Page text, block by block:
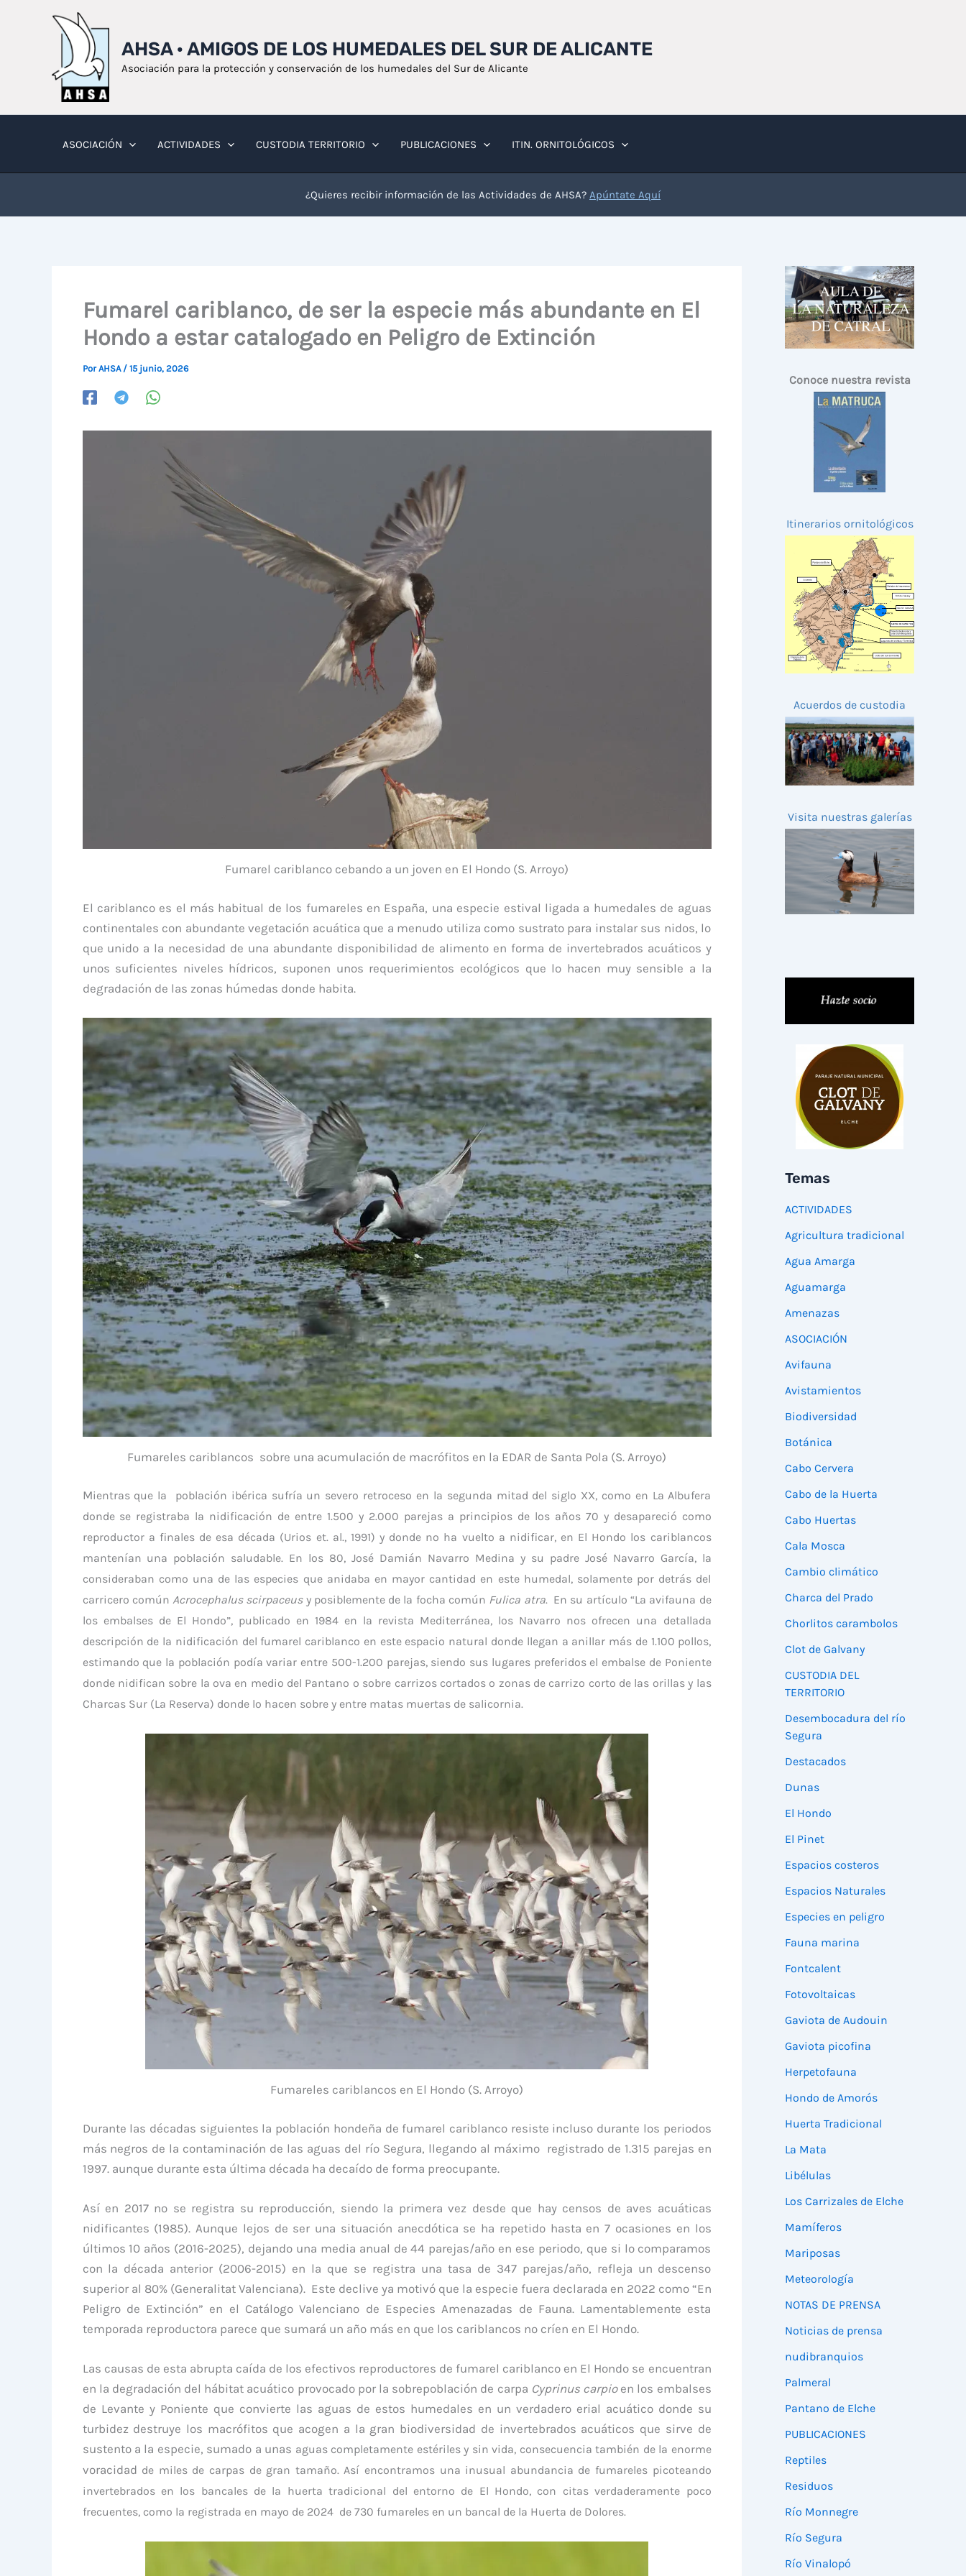
AHSA · AMIGOS DE LOS HUMEDALES DEL SUR DE ALICANTE
Asociación para la protección y conservación de los humedales del Sur de Alicante
ASOCIACIÓN ACTIVIDADES CUSTODIA TERRITORIO PUBLICACIONES ITIN. ORNITOLÓGICOS
¿Quieres recibir información de las Actividades de AHSA? Apúntate Aquí
Fumarel cariblanco, de ser la especie más abundante en El
Hondo a estar catalogado en Peligro de Extinción
PorAHSA / 15 junio, 2026
Fumarel cariblanco cebando a un joven en El Hondo (S. Arroyo)
El cariblanco es el más habitual de los fumareles en España, una especie estival ligada a humedales de aguas
continentales con abundante vegetación acuática que a menudo utiliza como sustrato para instalar sus nidos, lo
que unido a la necesidad de una abundante disponibilidad de alimento en forma de invertebrados acuáticos y
unos suficientes niveles hídricos, suponen unos requerimientos ecológicos que lo hacen muy sensible a la
degradación de las zonas húmedas donde habita.
Fumareles cariblancos sobre una acumulación de macrófitos en la EDAR de Santa Pola (S. Arroyo)
Mientras que la población ibérica sufría un severo retroceso en la segunda mitad del siglo XX, como en La Albufera
donde se registraba la nidificación de entre 1.500 y 2.000 parejas a principios de los años 70 y desapareció como
reproductor a finales de esa década (Urios et. al., 1991) y donde no ha vuelto a nidificar, en El Hondo los cariblancos
mantenían una población saludable. En los 80, José Damián Navarro Medina y su padre José Navarro García, la
consideraban como una de las especies que anidaba en mayor cantidad en este humedal, solamente por detrás del
carricero comúnAcrocephalus scirpaceusy posiblemente de la focha común Fulica atra. En su artículo “La avifauna de
los embalses de El Hondo”, publicado en 1984 en la revista Mediterránea, los Navarro nos ofrecen una detallada
descripción de la nidificación del fumarel cariblanco en este espacio natural donde llegan a anillar más de 1.100 pollos,
estimando que la población podía variar entre 500-1.200 parejas, siendo sus lugares preferidos el embalse de Poniente
donde nidifican sobre la ova en medio del Pantano o sobre carrizos cortados o zonas de carrizo corto de las orillas y las
Charcas Sur (La Reserva) donde lo hacen sobre y entre matas muertas de salicornia.
Fumareles cariblancos en El Hondo (S. Arroyo)
Durante las décadas siguientes la población hondeña de fumarel cariblanco resiste incluso durante los periodos
más negros de la contaminación de las aguas del río Segura, llegando al máximo registrado de 1.315 parejas en
1997. aunque durante esta última década ha decaído de forma preocupante.
Así en 2017 no se registra su reproducción, siendo la primera vez desde que hay censos de aves acuáticas
nidificantes (1985). Aunque lejos de ser una situación anecdótica se ha repetido hasta en 7 ocasiones en los
últimos 10 años (2016-2025), dejando una media anual de 44 parejas/año en ese periodo, que si lo comparamos
con la década anterior (2006-2015) en la que se registra una tasa de 347 parejas/año, refleja un descenso
superior al 80% (Generalitat Valenciana). Este declive ya motivó que la especie fuera declarada en 2022 como “En
Peligro de Extinción” en el Catálogo Valenciano de Especies Amenazadas de Fauna. Lamentablemente esta
temporada reproductora parece que sumará un año más en que los cariblancos no críen en El Hondo.
Las causas de esta abrupta caída de los efectivos reproductores de fumarel cariblanco en El Hondo se encuentran
en la degradación del hábitat acuático provocado por la sobrepoblación de carpa Cyprinus carpio en los embalses
de Levante y Poniente que convierte las aguas de estos humedales en un verdadero erial acuático donde su
turbidez destruye los macrófitos que acogen a la gran biodiversidad de invertebrados acuáticos que sirve de
sustento a la especie, sumado a unas aguas completamente estériles y sin vida, consecuencia también de la enorme
voracidad de miles de carpas de gran tamaño. Así encontramos una inusual abundancia de fumareles picoteando
invertebrados en los bancales de la huerta tradicional del entorno de El Hondo, con citas verdaderamente poco
frecuentes, como la registrada en mayo de 2024 de 730 fumareles en un bancal de la Huerta de Dolores.
Conoce nuestra revista
Itinerarios ornitológicos
Acuerdos de custodia
Visita nuestras galerías
Temas
ACTIVIDADES
Agricultura tradicional
Agua Amarga
Aguamarga
Amenazas
ASOCIACIÓN
Avifauna
Avistamientos
Biodiversidad
Botánica
Cabo Cervera
Cabo de la Huerta
Cabo Huertas
Cala Mosca
Cambio climático
Charca del Prado
Chorlitos carambolos
Clot de Galvany
CUSTODIA DEL
TERRITORIO
Desembocadura del río
Segura
Destacados
Dunas
El Hondo
El Pinet
Espacios costeros
Espacios Naturales
Especies en peligro
Fauna marina
Fontcalent
Fotovoltaicas
Gaviota de Audouin
Gaviota picofina
Herpetofauna
Hondo de Amorós
Huerta Tradicional
La Mata
Libélulas
Los Carrizales de Elche
Mamíferos
Mariposas
Meteorología
NOTAS DE PRENSA
Noticias de prensa
nudibranquios
Palmeral
Pantano de Elche
PUBLICACIONES
Reptiles
Residuos
Río Monnegre
Río Segura
Río Vinalopó